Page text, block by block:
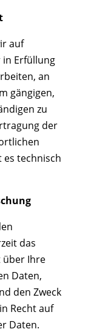
auf
in Erfüllung
an
gängigen,
zu
der
technisch
das
über Ihre
Daten,
den Zweck
Recht auf
Daten.